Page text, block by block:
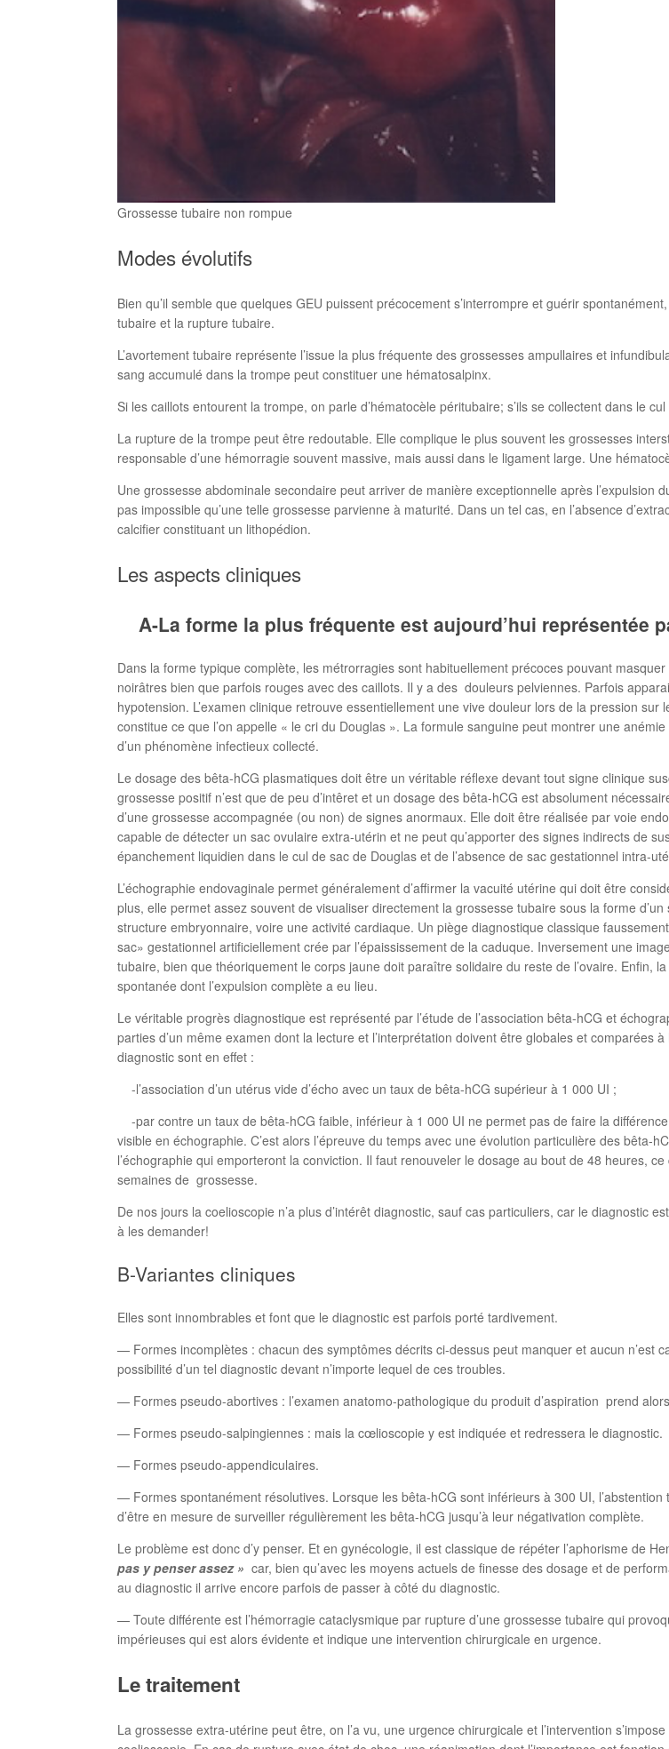
Grossesse tubaire non rompue
Modes évolutifs
Bien qu’il semble que quelques GEU puissent précocement s’interrompre et guérir
tubaire et la rupture tubaire.
L’avortement tubaire représente l’issue la plus fréquente des grossesses ampullaires et
sang accumulé dans la trompe peut constituer une hématosalpinx.
Si les caillots entourent la trompe, on parle d’hématocèle péritubaire; s’ils se collectent dans le
La rupture de la trompe peut être redoutable. Elle complique le plus souvent les grossesses
responsable d’une hémorragie souvent massive, mais aussi dans le ligament large. Une
Une grossesse abdominale secondaire peut arriver de manière exceptionnelle après l’expulsion
pas impossible qu’une telle grossesse parvienne à maturité. Dans un tel cas, en l’absence
calcifier constituant un lithopédion.
Les aspects cliniques
A-La forme la plus fréquente est aujourd’hui représentée
Dans la forme typique complète, les métrorragies sont habituellement précoces pouvant
noirâtres bien que parfois rouges avec des caillots. Il y a des douleurs pelviennes. Parfois
hypotension. L’examen clinique retrouve essentiellement une vive douleur lors de la pression
constitue ce que l’on appelle « le cri du Douglas ». La formule sanguine peut montrer une
d’un phénomène infectieux collecté.
Le dosage des bêta-hCG plasmatiques doit être un véritable réflexe devant tout signe clinique
grossesse positif n’est que de peu d’intêret et un dosage des bêta-hCG est absolument
d’une grossesse accompagnée (ou non) de signes anormaux. Elle doit être réalisée par voie
capable de détecter un sac ovulaire extra-utérin et ne peut qu’apporter des signes indirects de
épanchement liquidien dans le cul de sac de Douglas et de l’absence de sac gestationnel intra-
L’échographie endovaginale permet généralement d’affirmer la vacuité utérine qui doit être
plus, elle permet assez souvent de visualiser directement la grossesse tubaire sous la forme
structure embryonnaire, voire une activité cardiaque. Un piège diagnostique classique
sac» gestationnel artificiellement crée par l’épaississement de la caduque. Inversement une
tubaire, bien que théoriquement le corps jaune doit paraître solidaire du reste de l’ovaire. Enfin,
spontanée dont l’expulsion complète a eu lieu.
Le véritable progrès diagnostique est représenté par l’étude de l’association bêta-hCG et
parties d’un même examen dont la lecture et l’interprétation doivent être globales et comparées
diagnostic sont en effet :
-l’association d’un utérus vide d’écho avec un taux de bêta-hCG supérieur à 1 000 UI ;
-par contre un taux de bêta-hCG faible, inférieur à 1 000 UI ne permet pas de faire la
visible en échographie. C’est alors l’épreuve du temps avec une évolution particulière des bêta-
l’échographie qui emporteront la conviction. Il faut renouveler le dosage au bout de 48 heures,
semaines de grossesse.
De nos jours la coelioscopie n’a plus d’intérêt diagnostic, sauf cas particuliers, car le diagnostic
à les demander!
B-Variantes cliniques
Elles sont innombrables et font que le diagnostic est parfois porté tardivement.
— Formes incomplètes : chacun des symptômes décrits ci-dessus peut manquer et aucun n’est
possibilité d’un tel diagnostic devant n’importe lequel de ces troubles.
— Formes pseudo-abortives : l’examen anatomo-pathologique du produit d’aspiration prend
— Formes pseudo-salpingiennes : mais la cœlioscopie y est indiquée et redressera le diagnostic.
— Formes pseudo-appendiculaires.
— Formes spontanément résolutives. Lorsque les bêta-hCG sont inférieurs à 300 UI,
d’être en mesure de surveiller régulièrement les bêta-hCG jusqu’à leur négativation complète.
Le problème est donc d’y penser. Et en gynécologie, il est classique de répéter l’aphorisme de
pas y penser assez » car, bien qu’avec les moyens actuels de finesse des dosage et de
au diagnostic il arrive encore parfois de passer à côté du diagnostic.
— Toute différente est l’hémorragie cataclysmique par rupture d’une grossesse tubaire qui
impérieuses qui est alors évidente et indique une intervention chirurgicale en urgence.
Le traitement
La grossesse extra-utérine peut être, on l’a vu, une urgence chirurgicale et l’intervention